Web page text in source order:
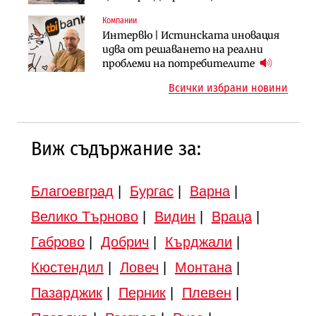
Компании
Интервю | Истинската иновация
идва от решаването на реални
проблеми на потребителите
Инфраструктура
АПИ възложи промяната на
парцеларния план за
Инфраструктура
Вторият мост над Варненското
езеро става част от бъдещата
Всички избрани новини
Виж съдържание за:
Благоевград Бургас| Варна|
Велико Търново| Видин Враца|
Габрово| Добрич Кърджали
Кюстендил
Ловеч Монтана|
Пазарджик| Перник| Плевен